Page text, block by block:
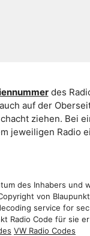
des
auf der
ziehen. Bei
jeweiligen Radio
des Inhabers und
von
service for
Radio Code für sie
VW Radio Codes